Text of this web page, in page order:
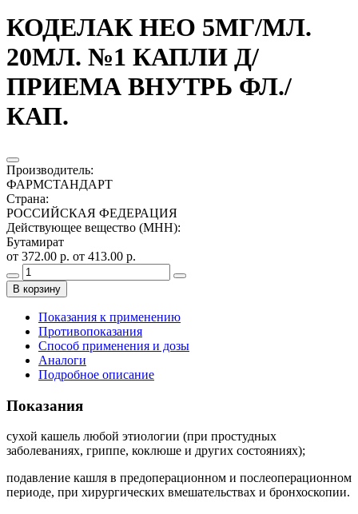
КОДЕЛАК НЕО 5МГ/МЛ.
20МЛ. №1 КАПЛИ Д/
ПРИЕМА ВНУТРЬ ФЛ./
КАП.
Производитель:
ФАРМСТАНДАРТ
Страна:
РОССИЙСКАЯ ФЕДЕРАЦИЯ
Действующее вещество (МНН):
Бутамират
от 372.00 р. от 413.00 р.
В корзину
Показания к применению
Противопоказания
Способ применения и дозы
Аналоги
Подробное описание
Показания
сухой кашель любой этиологии (при простудных
заболеваниях, гриппе, коклюше и других состояниях);
подавление кашля в предоперационном и послеоперационном
периоде, при хирургических вмешательствах и бронхоскопии.